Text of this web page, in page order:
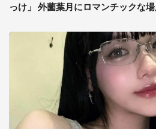
っけ」 外薗葉月にロマンチックな